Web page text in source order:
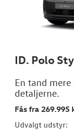
ID. Polo
En tand
detaljerne.
Fås fra 269.995
Udvalgt udstyr: